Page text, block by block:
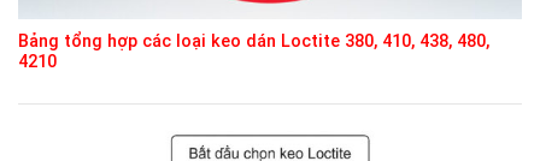
Bảng tổng hợp các loại keo dán Loctite 380, 410, 438, 480,
4210